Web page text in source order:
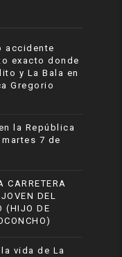
accidente
exacto donde
y La Bala en
Gregorio
la República
7 de
CARRETERA
DEL
(HIJO DE
vida de La